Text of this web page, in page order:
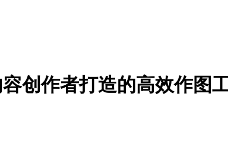
创作者打造的高效作图